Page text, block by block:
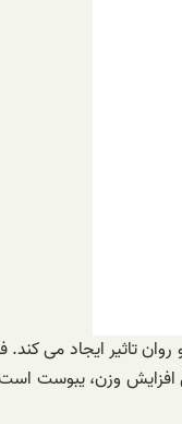
تاثیر ایجاد می کند.
افزایش وزن، یبوست